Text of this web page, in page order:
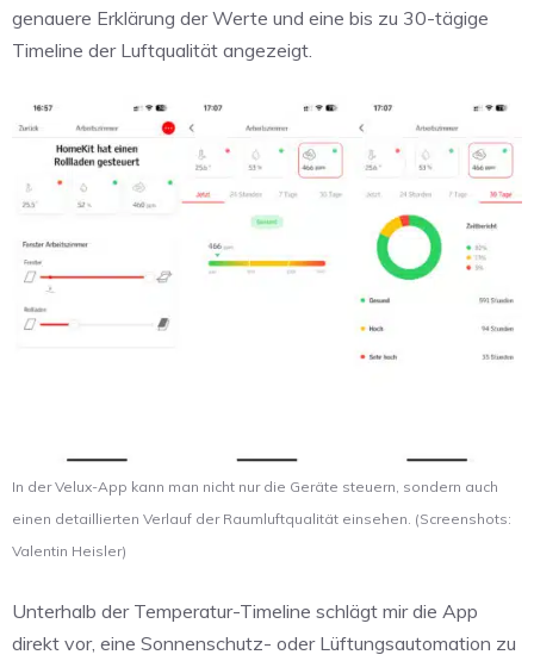
genauere Erklärung der Werte und eine bis zu 30-tägige
Timeline der Luftqualität angezeigt.
In der Velux-App kann man nicht nur die Geräte steuern, sondern auch
einen detaillierten Verlauf der Raumluftqualität einsehen. (Screenshots:
Valentin Heisler)
Unterhalb der Temperatur-Timeline schlägt mir die App
direkt vor, eine Sonnenschutz- oder Lüftungsautomation zu